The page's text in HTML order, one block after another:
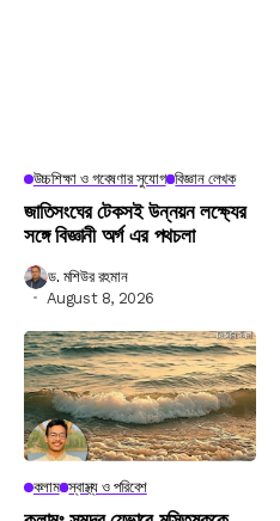
উচ্চশিক্ষা ও গবেষণার সুযোগ বিজ্ঞান লেখক
জাতিসংঘের টেকসই উন্নয়ন লক্ষ্যের
সঙ্গে বিজ্ঞানী অর্গ এর পথচলা
ড. মশিউর রহমান
August 8, 2026
কলাম স্বাস্থ্য ও পরিবেশ